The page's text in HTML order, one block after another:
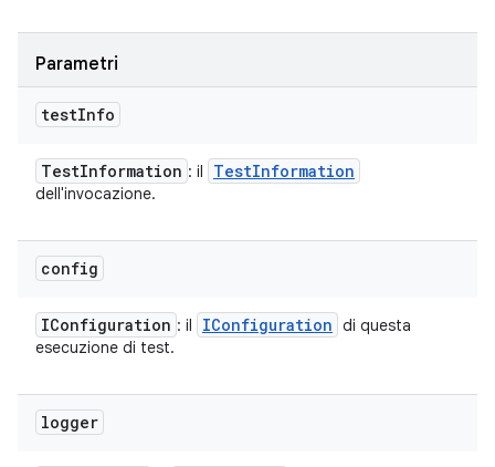
Parametri
testInfo
TestInformation : il TestInformation
dell'invocazione.
config
IConfiguration : il IConfiguration di questa
esecuzione di test.
logger